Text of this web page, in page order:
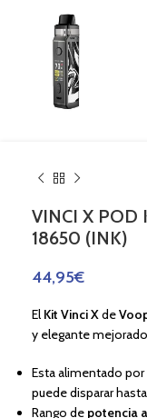
VINCI X POD
18650 (INK)
44,95€
El Kit Vinci Xde
y elegante
Esta alimentado por
puede disparar
Rango de potencia